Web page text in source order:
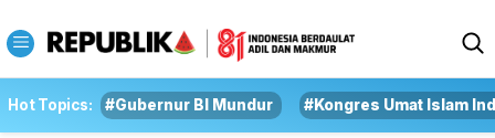
Hot Topics: #Gubernur BI Mundur #Kongres Umat Islam